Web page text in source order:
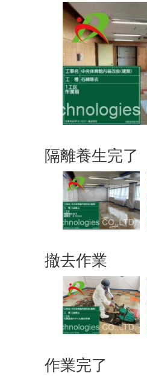
隔離養生完了
撤去作業
作業完了